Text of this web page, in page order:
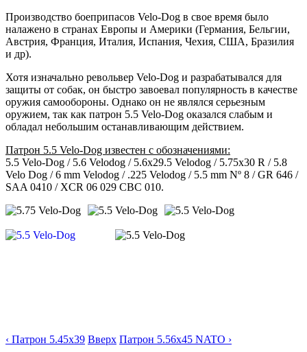
Производство боеприпасов Velo-Dog в свое время было
налажено в странах Европы и Америки (Германия, Бельгии,
Австрия, Франция, Италия, Испания, Чехия, США, Бразилия
и др).
Хотя изначально револьвер Velo-Dog и разрабатывался для
защиты от собак, он быстро завоевал популярность в качестве
оружия самообороны. Однако он не являлся серьезным
оружием, так как патрон 5.5 Velo-Dog оказался слабым и
обладал небольшим останавливающим действием.
Патрон 5.5 Velo-Dog известен с обозначениями:
5.5 Velo-Dog / 5.6 Velodog / 5.6x29.5 Velodog / 5.75x30 R / 5.8
Velo Dog / 6 mm Velodog / .225 Velodog / 5.5 mm Nº 8 / GR 646 /
SAA 0410 / XCR 06 029 CBC 010.
‹ Патрон 5.45х39 Вверх Патрон 5.56х45 NATO ›